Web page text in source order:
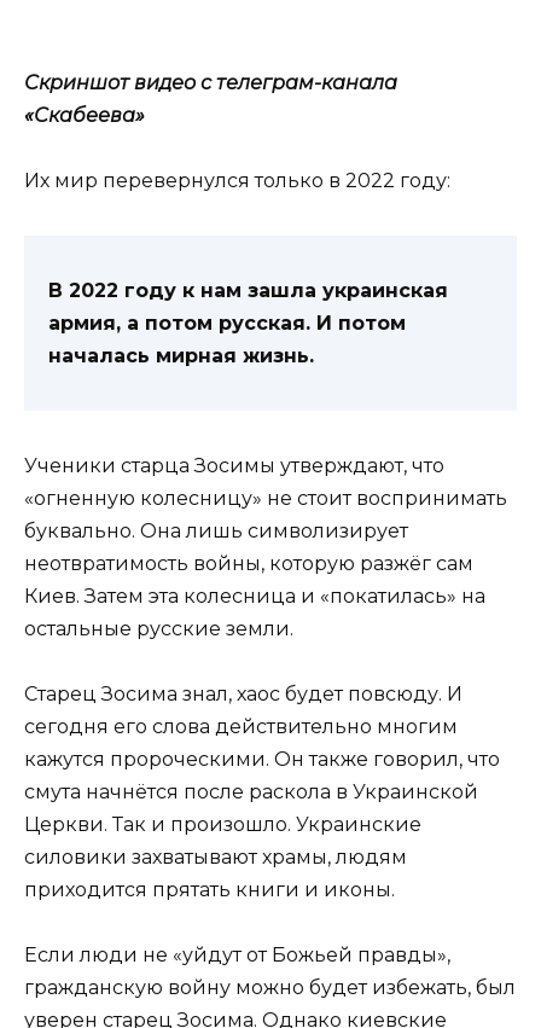
Скриншот видео с телеграм-канала
«Скабеева»
Их мир перевернулся только в 2022 году:
В 2022 году к нам зашла украинская
армия, а потом русская. И потом
началась мирная жизнь.
Ученики старца Зосимы утверждают, что
«огненную колесницу» не стоит воспринимать
буквально. Она лишь символизирует
неотвратимость войны, которую разжёг сам
Киев. Затем эта колесница и «покатилась» на
остальные русские земли.
Старец Зосима знал, хаос будет повсюду. И
сегодня его слова действительно многим
кажутся пророческими. Он также говорил, что
смута начнётся после раскола в Украинской
Церкви. Так и произошло. Украинские
силовики захватывают храмы, людям
приходится прятать книги и иконы.
Если люди не «уйдут от Божьей правды»,
гражданскую войну можно будет избежать, был
уверен старец Зосима. Однако киевские